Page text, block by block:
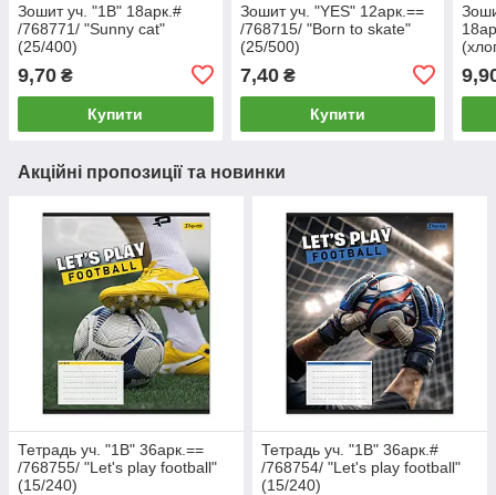
Зошит уч. "1В" 18арк.#
/768771/ "Sunny cat"
(25/400)
9,70 ₴
Купити
Зошит уч. "YES" 12арк.==
/768715/ "Born to skate"
(25/500)
7,40₴
Купити
Акційні пропозиції та новинки
Тетрадь уч. "1В" 36арк.==
/768755/ "Let's play football"
(15/240)
Тетрадь уч. "1В" 36арк.#
/768754/ "Let's play football"
(15/240)